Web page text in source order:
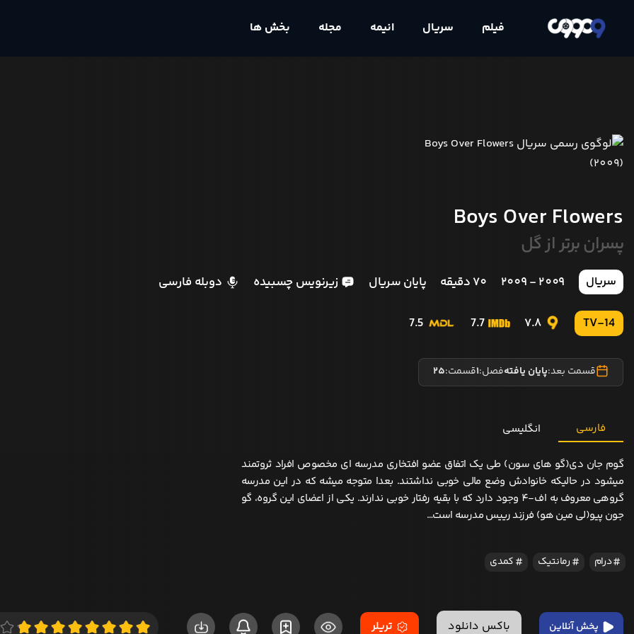
فیلم سریال انیمه مجله بخش ها
Boys Over Flowers
پسران برتر از گل
سریال 2009 - 2009 70 دقیقه پایان سریال زیرنویس چسبیده دوبله فارسی
TV-14
7.8
7.7
7.5
قسمت بعد:پایان یافتهفصل:1قسمت:25
فارسی انگلیسی
گوم جان دی(گو های سون) طی یک اتفاق عضو افتخاری مدرسه ای مخصوص افراد ثروتمند
میشود در حالیکه خانوادش وضع مالی خوبی نداشتند. بعدا متوجه میشه که در این مدرسه
گروهی معروف به اف-4 وجود دارد که با بقیه رفتار خوبی ندارند. یکی از اعضای این گروه، گو
جون پیو(لی مین هو) فرزند رییس مدرسه است…
درام رمانتیک کمدی
پخش آنلاین باکس دانلود تریلر